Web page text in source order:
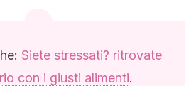
Siete stressati? ritrovate
con i giusti alimenti.